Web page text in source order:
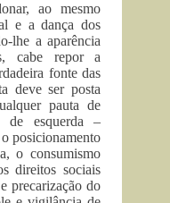
ao mesmo
e a dança dos
lhe a aparência
cabe repor a
fonte das
deve ser posta
pauta de
de esquerda –
posicionamento
o consumismo
direitos sociais
precarização do